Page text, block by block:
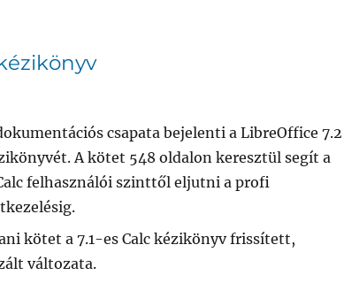
csapata bejelenti a LibreOffice 7.2
A kötet 548 oldalon keresztül segít a
felhasználói szinttől eljutni a profi
kötet a 7.1-es Calc kézikönyv frissített,
változata.